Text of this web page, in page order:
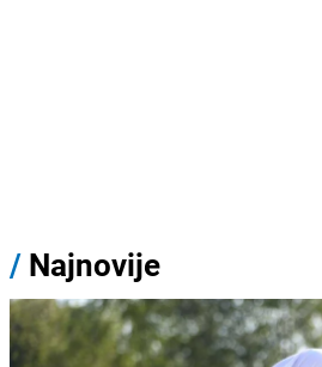
/ Najnovije